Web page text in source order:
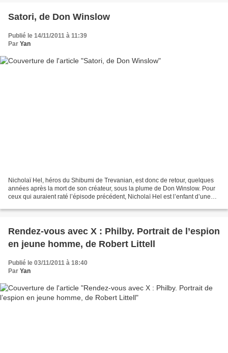
Satori, de Don Winslow
Publié le 14/11/2011 à 11:39
Par Yan
Nicholaï Hel, héros du Shibumi de Trevanian, est donc de retour, quelques
années après la mort de son créateur, sous la plume de Don Winslow. Pour
ceux qui auraient raté l’épisode précédent, Nicholaï Hel est l’enfant d’une
Rendez-vous avec X : Philby. Portrait de l’espion
en jeune homme, de Robert Littell
Publié le 03/11/2011 à 18:40
Par Yan